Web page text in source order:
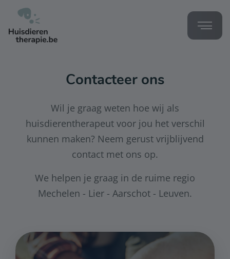
Contacteer ons
Wil je graag weten hoe wij als
huisdierentherapeut voor jou het verschil
kunnen maken? Neem gerust vrijblijvend
contact met ons op.
We helpen je graag in de ruime regio
Mechelen - Lier - Aarschot - Leuven.